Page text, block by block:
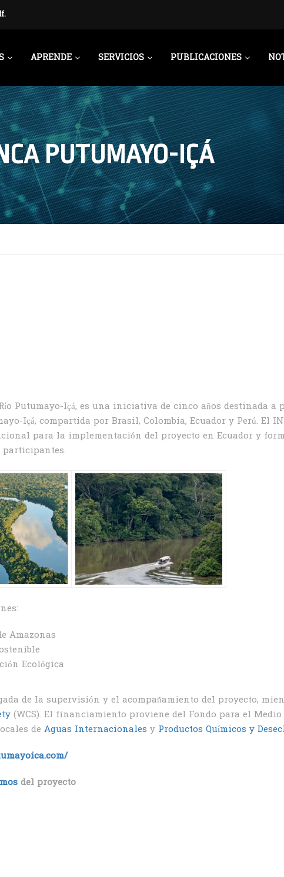
APRENDE SERVICIOS PUBLICACIONES
PUTUMAYO-IÇÁ
Putumayo-Içá, es una iniciativa de cinco años destinada
Içá, compartida por Brasil, Colombia, Ecuador y Perú. El
para la implementación del proyecto en Ecuador y
participantes.
Amazonas
Ecológica
de la supervisión y el acompañamiento del proyecto,
(WCS). El financiamiento proviene del Fondo para el
de Aguas Internacionales y Productos Químicos y
del proyecto